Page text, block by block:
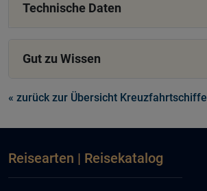
Technische Daten
Gut zu Wissen
« zurück zur Übersicht Kreuzfahrtschiffe
Reisearten | Reisekatalog